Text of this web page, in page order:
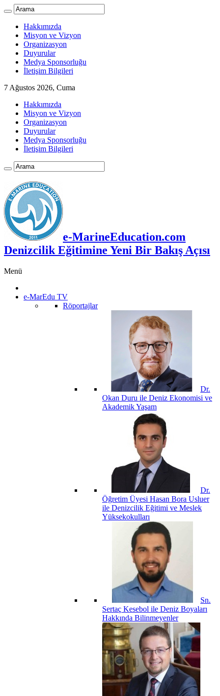
Hakkımızda
Misyon ve Vizyon
Organizasyon
Duyurular
Medya Sponsorluğu
İletişim Bilgileri
7 Ağustos 2026, Cuma
Hakkımızda
Misyon ve Vizyon
Organizasyon
Duyurular
Medya Sponsorluğu
İletişim Bilgileri
e-MarineEducation.com
Denizcilik Eğitimine Yeni Bir Bakış Açısı
Menü
e-MarEdu TV
Röportajlar
Dr.
Okan Duru ile Deniz Ekonomisi ve
Akademik Yaşam
Dr.
Öğretim Üyesi Hasan Bora Usluer
ile Denizcilik Eğitimi ve Meslek
Yüksekokulları
Sn.
Sertaç Kesebol ile Deniz Boyaları
Hakkında Bilinmeyenler